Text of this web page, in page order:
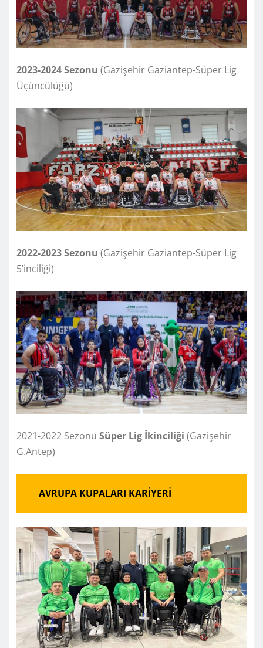
2023-2024Sezonu (Gazişehir Gaziantep-Süper Lig
Üçüncülüğü)
2022-2023Sezonu (Gazişehir Gaziantep-Süper Lig
5’inciliği)
2021-2022 Sezonu Süper Lig İkinciliği (Gazişehir
G.Antep)
AVRUPA KUPALARI KARİYERİ